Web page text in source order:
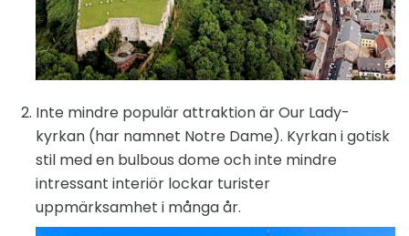
Inte mindre populär attraktion är Our Lady-
kyrkan (har namnet Notre Dame). Kyrkan i gotisk
stil med en bulbous dome och inte mindre
intressant interiör lockar turister
uppmärksamhet i många år.